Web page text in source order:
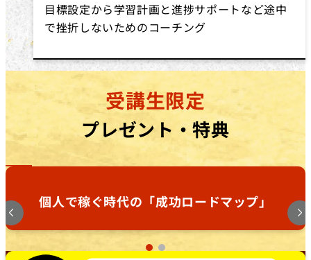
目標設定から学習計画と進捗サポートなど途中
で挫折しないためのコーチング
受講生限定
プレゼント・特典
個人で稼ぐ時代の「成功ロードマップ」